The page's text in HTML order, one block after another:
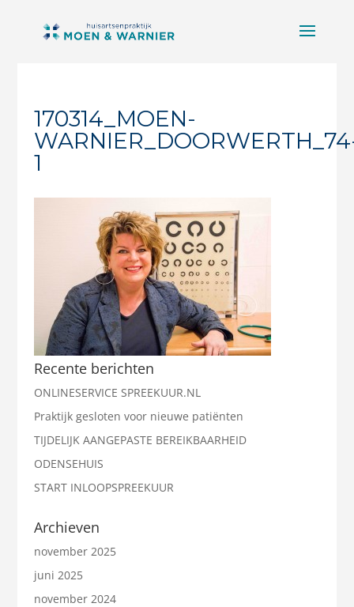
170314_MOEN-
1
Recente berichten
ONLINESERVICE SPREEKUUR.NL
Praktijk gesloten voor nieuwe patiënten
TIJDELIJK AANGEPASTE BEREIKBAARHEID
ODENSEHUIS
START INLOOPSPREEKUUR
Archieven
november 2025
juni 2025
november 2024